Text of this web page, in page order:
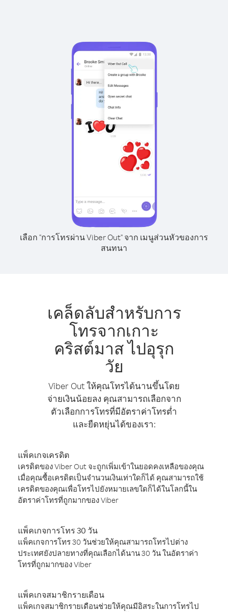
เลือก "การโทรผ่าน Viber Out" จาก เมนูส่วนหัวของการ
สนทนา
เคล็ดลับสำหรับการ
โทรจากเกาะ
คริสต์มาส ไปอุรุก
วัย
Viber Out ให้คุณโทรได้นานขึ้นโดย
จ่ายเงินน้อยลง คุณสามารถเลือกจาก
ตัวเลือกการโทรที่มีอัตราค่าโทรต่ำ
และยืดหยุ่นได้ของเรา:
แพ็คเกจเครดิต
เครดิตของ Viber Out จะถูกเพิ่มเข้าในยอดคงเหลือของคุณ
เมื่อคุณซื้อเครดิตเป็นจำนวนเงินเท่าใดก็ได้ คุณสามารถใช้
เครดิตของคุณเพื่อโทรไปยังหมายเลขใดก็ได้ในโลกนี้ใน
อัตราค่าโทรที่ถูกมากของ Viber
แพ็คเกจการโทร 30 วัน
แพ็คเกจการโทร 30 วันช่วยให้คุณสามารถโทรไปต่าง
ประเทศยังปลายทางที่คุณเลือกได้นาน 30 วัน ในอัตราค่า
โทรที่ถูกมากของ Viber
แพ็คเกจสมาชิกรายเดือน
แพ็คเกจสมาชิกรายเดือนช่วยให้คุณมีอิสระในการโทรไป